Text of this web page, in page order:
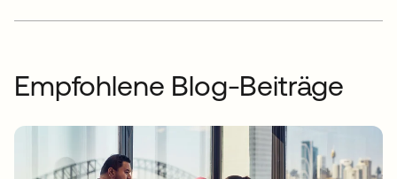
Empfohlene Blog-Beiträge